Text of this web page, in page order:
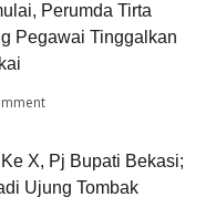
Perumda Tirta
Pegawai Tinggalkan
X, Pj Bupati Bekasi;
Ujung Tombak